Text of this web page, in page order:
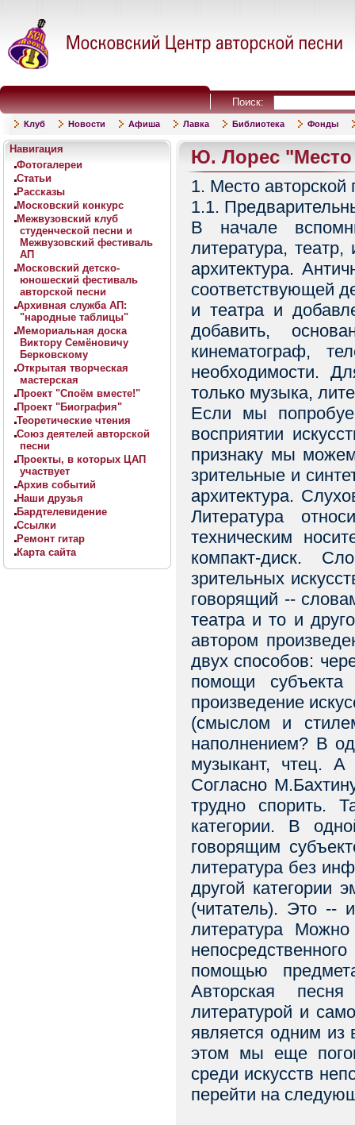
Поиск:
Клуб Новости Афиша Лавка Библиотека Фонды
Навигация
Фотогалереи
Статьи
Рассказы
Московский конкурс
Межвузовский клуб
студенческой песни и
Межвузовский фестиваль
АП
Московский детско-
юношеский фестиваль
авторской песни
Архивная служба АП:
"народные таблицы"
Мемориальная доска
Виктору Семёновичу
Берковскому
Открытая творческая
мастерская
Проект "Споём вместе!"
Проект "Биография"
Теоретические чтения
Союз деятелей авторской
песни
Проекты, в которых ЦАП
участвует
Архив событий
Наши друзья
Бардтелевидение
Ссылки
Ремонт гитар
Карта сайта
Ю. Лорес "Место
1. Место авторской
1.1.
В начале
литература, театр,
архитектура.
соответствующей
и театра и
добавить,
кинематограф,
необходимости.
только музыка,
Если мы
восприятии
признаку мы можем
зрительные и
архитектура.
Литература
техническим
компакт-диск.
зрительных
говорящий --
театра и то и
автором
двух способов:
помощи
произведение
(смыслом и
наполнением? В
музыкант, чтец. А
Согласно
трудно спорить.
категории. В
говорящим
литература без
другой категории
(читатель). Это --
литература
помощью
Авторская
литературой и
является одним из
этом мы еще
среди искусств
перейти на